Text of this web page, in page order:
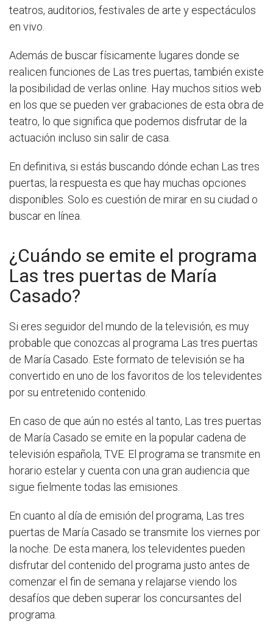
teatros, auditorios, festivales de arte y espectáculos
en vivo.
Además de buscar físicamente lugares donde se
realicen funciones de Las tres puertas, también existe
la posibilidad de verlas online. Hay muchos sitios web
en los que se pueden ver grabaciones de esta obra de
teatro, lo que significa que podemos disfrutar de la
actuación incluso sin salir de casa.
En definitiva, si estás buscando dónde echan Las tres
puertas, la respuesta es que hay muchas opciones
disponibles. Solo es cuestión de mirar en su ciudad o
buscar en línea.
¿Cuándo se emite el programa
Las tres puertas de María
Casado?
Si eres seguidor del mundo de la televisión, es muy
probable que conozcas al programa Las tres puertas
de María Casado. Este formato de televisión se ha
convertido en uno de los favoritos de los televidentes
por su entretenido contenido.
En caso de que aún no estés al tanto, Las tres puertas
de María Casado se emite en la popular cadena de
televisión española, TVE. El programa se transmite en
horario estelar y cuenta con una gran audiencia que
sigue fielmente todas las emisiones.
En cuanto al día de emisión del programa, Las tres
puertas de María Casado se transmite los viernes por
la noche. De esta manera, los televidentes pueden
disfrutar del contenido del programa justo antes de
comenzar el fin de semana y relajarse viendo los
desafíos que deben superar los concursantes del
programa.